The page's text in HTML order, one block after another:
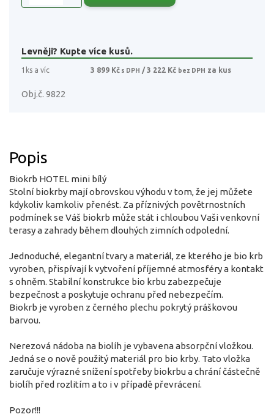
Levněji? Kupte více kusů.
1ks a víc 3 899 Kč s DPH / 3 222 Kč bez DPH za kus
Obj.č. 9822
Popis
Biokrb HOTEL mini bílý
Stolní biokrby mají obrovskou výhodu v tom, že jej můžete
kdykoliv kamkoliv přenést. Za příznivých povětrnostních
podmínek se Váš biokrb může stát i chloubou Vaši venkovní
terasy a zahrady během dlouhých zimních odpolední.
Jednoduché, elegantní tvary a materiál, ze kterého je bio krb
vyroben, přispívají k vytvoření příjemné atmosféry a kontakt
s ohněm. Stabilní konstrukce bio krbu zabezpečuje
bezpečnost a poskytuje ochranu před nebezpečím.
Biokrb je vyroben z černého plechu pokrytý práškovou
barvou.
Nerezová nádoba na biolíh je vybavena absorpční vložkou.
Jedná se o nově použitý materiál pro bio krby. Tato vložka
zaručuje výrazné snížení spotřeby biokrbu a chrání částečně
biolíh před rozlitím a to i v případě převrácení.
Pozor!!!